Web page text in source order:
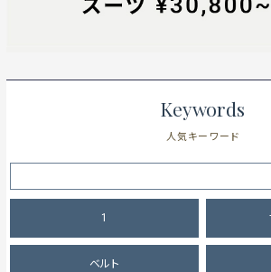
Keywords
人気キーワード
1
ベルト